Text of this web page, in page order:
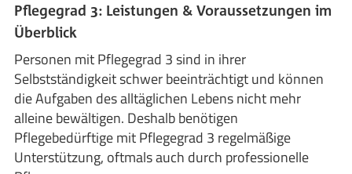
Pflegegrad 3: Leistungen & Voraussetzungen im
Überblick
Personen mit Pflegegrad 3 sind in ihrer
Selbstständigkeit schwer beeinträchtigt und können
die Aufgaben des alltäglichen Lebens nicht mehr
alleine bewältigen. Deshalb benötigen
Pflegebedürftige mit Pflegegrad 3 regelmäßige
Unterstützung, oftmals auch durch professionelle